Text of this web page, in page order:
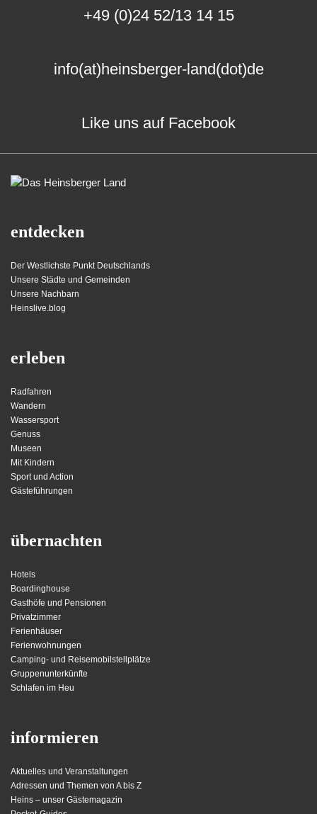
+49 (0)24 52/13 14 15
info(at)heinsberger-land(dot)de
Like uns auf Facebook
entdecken
Der Westlichste Punkt Deutschlands
Unsere Städte und Gemeinden
Unsere Nachbarn
Heinslive.blog
erleben
Radfahren
Wandern
Wassersport
Genuss
Museen
Mit Kindern
Sport und Action
Gästeführungen
übernachten
Hotels
Boardinghouse
Gasthöfe und Pensionen
Privatzimmer
Ferienhäuser
Ferienwohnungen
Camping- und Reisemobilstellplätze
Gruppenunterkünfte
Schlafen im Heu
informieren
Aktuelles und Veranstaltungen
Adressen und Themen von A bis Z
Heins – unser Gästemagazin